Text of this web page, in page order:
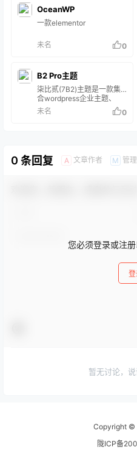
的是，更新后，主题需要重
新设置，主题需要重新设
置…
OceanWP
一款elementor
未名 0
B2 Pro主题
柒比贰(7B2)主题是一款集
合wordpress企业主题、
wordpress微信主题的
wordpress多功能高级付费
个场景。
未名 0
0 条回复 A 文章作者 M 管
您必须登录或注
暂无讨论，
Copyright ©
陇ICP备